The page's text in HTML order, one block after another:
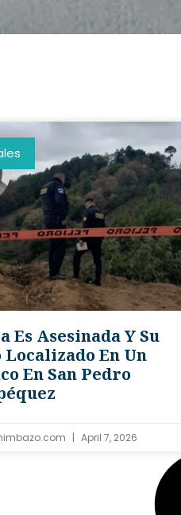
Es Asesinada Y Su
Localizado En Un
En San Pedro
April 7, 2026